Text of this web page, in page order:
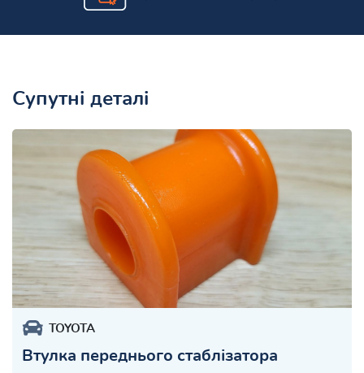
Супутні деталі
TOYOTA
Втулка переднього стаблізатора